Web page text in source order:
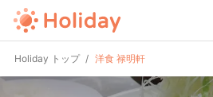
Holiday トップ 洋食 禄明軒